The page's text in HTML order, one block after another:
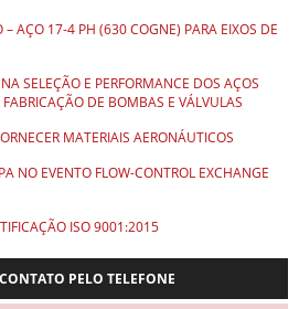
AÇO 17-4 PH (630 COGNE) PARA EIXOS DE
SELEÇÃO E PERFORMANCE DOS AÇOS
DE BOMBAS E VÁLVULAS
MATERIAIS AERONÁUTICOS
NO EVENTO FLOW-CONTROL EXCHANGE
ISO 9001:2015
PELO TELEFONE